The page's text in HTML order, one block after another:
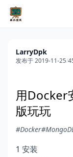
LarryDpk
发布于 2019-11-25/
用Docker
版玩玩
#Docker
1 安装